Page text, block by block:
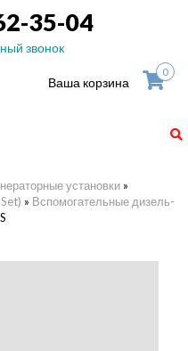
35-04
звонок
Ваша корзина
0
установки »
» Вспомогательные дизель-